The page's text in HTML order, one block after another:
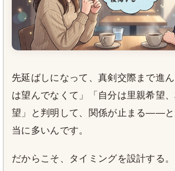
先延ばしになって、真剣交際まで進
は望んでなくて」「自分は里親希望
望」と判明して、関係が止まる——と
当に多いんです。
だからこそ、タイミングを設計する。